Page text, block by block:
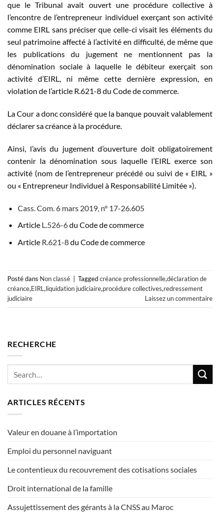
que le Tribunal avait ouvert une procédure collective à
l’encontre de l’entrepreneur individuel exerçant son activité
comme EIRL sans préciser que celle-ci visait les éléments du
seul patrimoine affecté à l’activité en difficulté, de même que
les publications du jugement ne mentionnent pas la
dénomination sociale à laquelle le débiteur exerçait son
activité d’EIRL, ni même cette dernière expression, en
violation de l’article R.621-8 du Code de commerce.
La Cour a donc considéré que la banque pouvait valablement
déclarer sa créance à la procédure.
Ainsi, l’avis du jugement d’ouverture doit obligatoirement
contenir la dénomination sous laquelle l’EIRL exerce son
activité (nom de l’entrepreneur précédé ou suivi de « EIRL »
ou « Entrepreneur Individuel à Responsabilité Limitée »).
Cass. Com. 6 mars 2019, n° 17-26.605
Article L.526-6du Code de commerce
Article R.621-8du Code de commerce
Posté dans Non classé Taggedcréance professionnelle,déclaration de
créance,EIRL ,liquidation judiciaire,procédure collectives,redressement
judiciaire
Laissez un commentaire
RECHERCHE
ARTICLES RÉCENTS
Valeur en douane à l’importation
Emploi du personnel naviguant
Le contentieux du recouvrement des cotisations sociales
Droit international de la famille
Assujettissement des gérants à la CNSS au Maroc